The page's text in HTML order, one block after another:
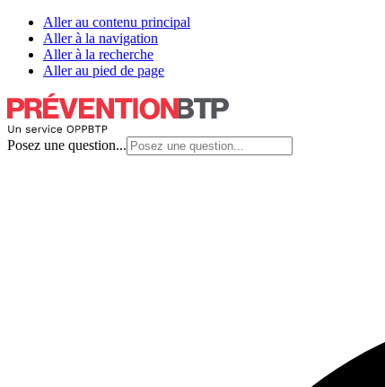
Aller au contenu principal
Aller à la navigation
Aller à la recherche
Aller au pied de page
Posez une question...